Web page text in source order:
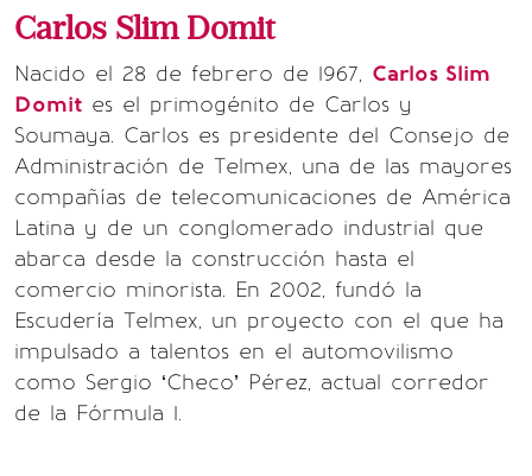
Carlos Slim Domit
Nacido el 28 de febrero de 1967, Carlos Slim
Domit es el primogénito de Carlos y
Soumaya. Carlos es presidente del Consejo de
Administración de Telmex, una de las mayores
compañías de telecomunicaciones de América
Latina y de un conglomerado industrial que
abarca desde la construcción hasta el
comercio minorista. En 2002, fundó la
Escudería Telmex, un proyecto con el que ha
impulsado a talentos en el automovilismo
como Sergio ‘Checo’ Pérez, actual corredor
de la Fórmula 1.